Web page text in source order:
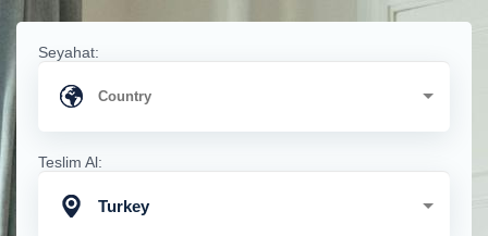
Seyahat:
Teslim Al:
Turkey